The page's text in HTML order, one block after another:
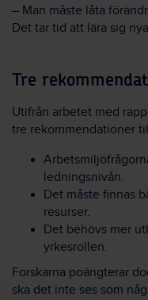
– Man måste låta
Det tar tid att lära sig
Tre
Utifrån arbetet med
tre rekommendationer
ledningsnivån.
Det måste finnas
resurser.
Det behövs mer
yrkesrollen.
Forskarna poängterar
ska det inte ses som